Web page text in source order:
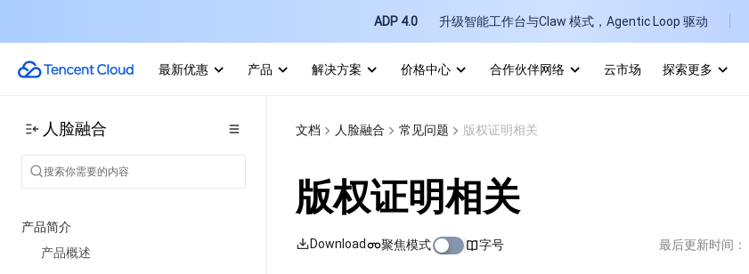
ADP 4.0 升级智能工作台与Claw 模式，Agentic Loop 驱动
最新优惠 产品 解决方案 价格中心 合作伙伴网络 云市场
探索更多
人脸融合
产品简介
产品概述
文档 人脸融合 常见问题 版权证明相关
版权证明相关
Download 聚焦模式 字号 最后更新时间：